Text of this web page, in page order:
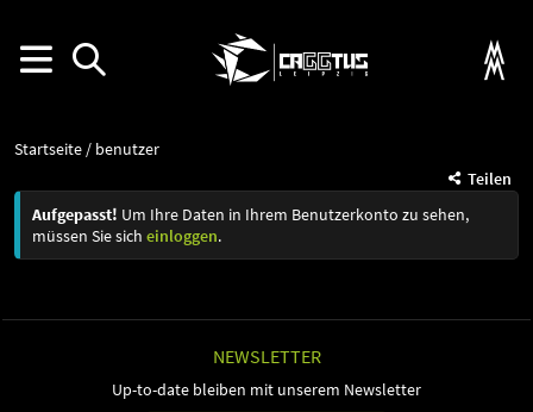
Startseite
benutzer
Teilen
Aufgepasst! Um Ihre Daten in Ihrem Benutzerkonto zu sehen,
müssen Sie sich einloggen.
NEWSLETTER
Up-to-date bleiben mit unserem Newsletter